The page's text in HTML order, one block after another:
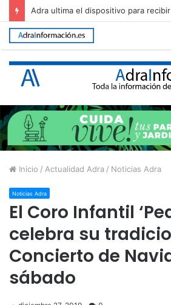
Inicio / Actualidad Adra / Noticias Adra
Noticias Adra
El Coro Infantil
celebra su
Concierto de
sábado